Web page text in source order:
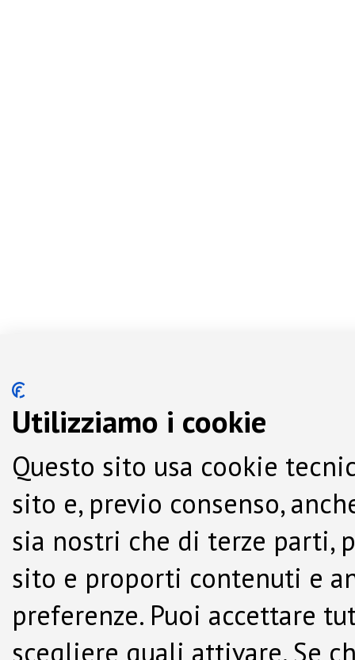
Utilizziamo i cookie
Questo sito usa cookie
sito e, previo consenso,
sia nostri che di terze parti,
sito e proporti contenuti e
preferenze. Puoi accettare
scegliere quali attivare. Se